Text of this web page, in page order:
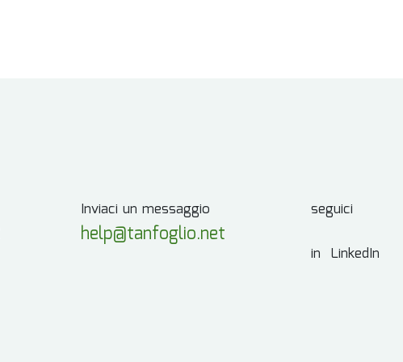
Inviaci un messaggio
help@tanfoglio.net
seguici
in LinkedIn